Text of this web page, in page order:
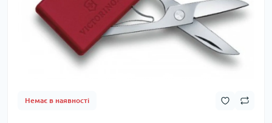
Немає в наявності